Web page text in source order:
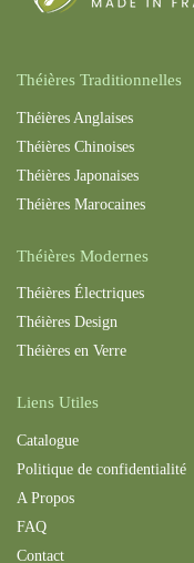
Théières Traditionnelles
Théières Anglaises
Théières Chinoises
Théières Japonaises
Théières Marocaines
Théières Modernes
Théières Électriques
Théières Design
Théières en Verre
Liens Utiles
Catalogue
Politique de confidentialité
A Propos
FAQ
Contact